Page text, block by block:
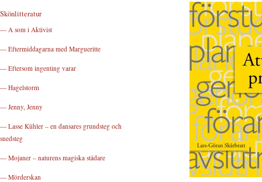
Skönlitteratur
— A som i Aktivist
— Eftermiddagarna med Margueritte
— Eftersom ingenting varar
— Hagelstorm
— Jenny, Jenny
— Lasse Kühler – en dansares grundsteg och
snedsteg
— Mojaner – naturens magiska städare
— Mörderskan